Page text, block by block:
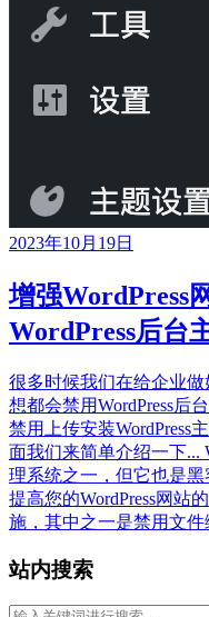
2023年10月19日
增强WordPress
WordPress后台
很多时候我们在给企业做
想都会禁用WordPress后
禁用上传安装WordPress
面我们来简单介绍一下...
理系统之一，但它也是
提高您的WordPress网站
施，其中之一是禁用文件
站内搜索